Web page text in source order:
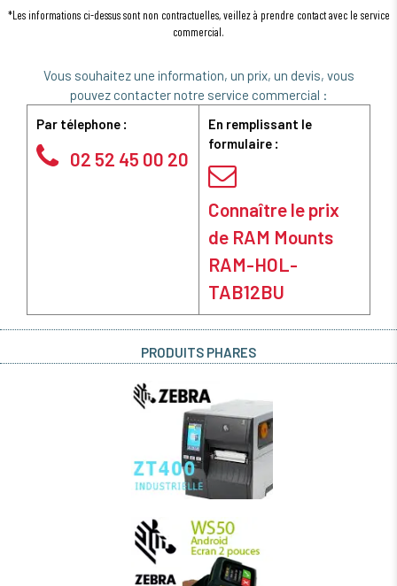
*Les informations ci-dessus sont non contractuelles, veillez à prendre contact avec le service
commercial.
Vous souhaitez une information, un prix, un devis, vous
pouvez contacter notre service commercial :
Par télephone :
02 52 45 00 20
En remplissant le
formulaire :
Connaître le prix
de RAM Mounts
RAM-HOL-
TAB12BU
PRODUITS PHARES